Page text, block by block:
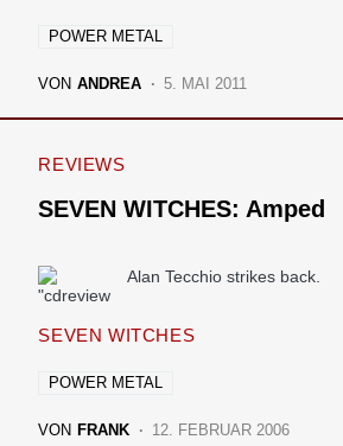
POWER METAL
VON ANDREA 5. MAI 2011
REVIEWS
SEVEN WITCHES: Amped
Alan Tecchio strikes back.
SEVEN WITCHES
POWER METAL
VON FRANK 12. FEBRUAR 2006